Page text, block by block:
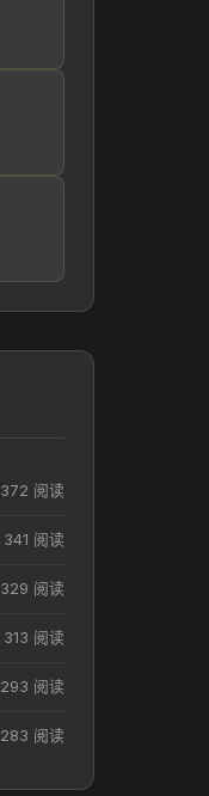
372 阅读
341 阅读
329 阅读
313 阅读
293 阅读
283 阅读